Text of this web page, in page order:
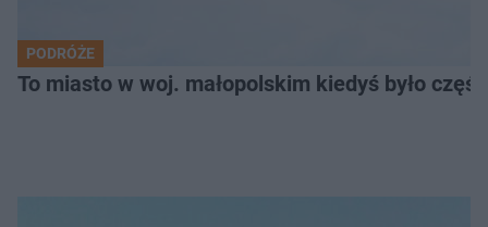
PODRÓŻE
To miasto w woj. małopolskim kiedyś było